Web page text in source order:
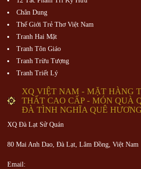
Chân Dung
Thế Giới Trẻ Thơ Việt Nam
Tranh Hai Mặt
Tranh Tôn Giáo
Tranh Trừu Tượng
Tranh Triết Lý
XQ VIỆT NAM - MẶT HÀNG
THẤT CAO CẤP - MÓN QUÀ
ĐÀ TÌNH NGHĨA QUÊ
XQ Đà Lạt Sử Quán
80 Mai Anh Dao, Đà Lạt, Lâm Đồng, Việt Nam
Email: